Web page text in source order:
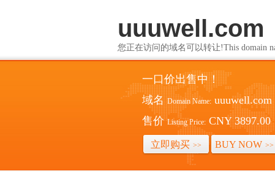
uuuwell.com
您正在访问的域名可以转让!This domain
一口价出售中！
域名 Domain Name: uuuwell.com
售价 Listing Price: CNY 3897.00
立即购买 >> BUY NOW >>